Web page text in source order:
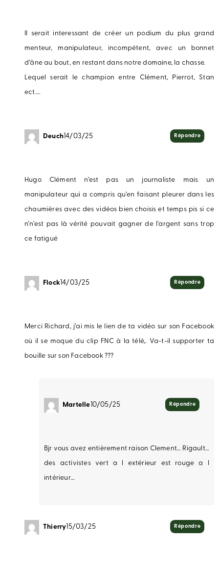
Il serait interessant de créer un podium du plus grand
menteur, manipulateur, incompétent, avec un bonnet
d’âne au bout, en restant dans notre domaine, la chasse.
Lequel serait le champion entre Clément, Pierrot, Stan
ect….
Deuch14/03/25
Hugo Clément n’est pas un journaliste mais un
manipulateur qui a compris qu’en faisant pleurer dans les
chaumières avec des vidéos bien choisis et temps pis si ce
n’n’est pas là vérité pouvait gagner de l’argent sans trop
ce fatigué
Répondre
Flock14/03/25
Merci Richard, j’ai mis le lien de ta vidéo sur son Facebook
où il se moque du clip FNC à la télé,. Va-t-il supporter ta
bouille sur son Facebook ???
Répondre
Martelle 10/05/25
Bjr vous avez entièrement raison Clement… Rigault…
des activistes vert a l extérieur est rouge a l
intérieur…
Répondre
Thierry15/03/25 Répondre